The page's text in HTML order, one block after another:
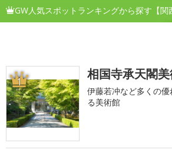
GW人気スポットランキングから探す【関
1 相国寺承天閣
伊藤若冲など多くの
る美術館